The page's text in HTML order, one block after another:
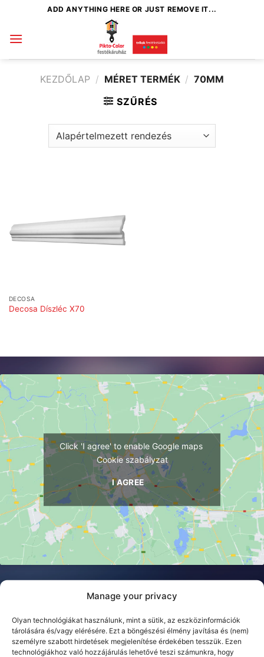
Manage your privacy
Olyan technológiákat használunk, mint a sütik, az eszközinformációk
tárolására és/vagy elérésére. Ezt a böngészési élmény javítása és (nem)
személyre szabott hirdetések megjelenítése érdekében tesszük. Ezen
technológiákhoz való hozzájárulás lehetővé teszi számunkra, hogy
content
ADD ANYTHING HERE OR JUST REMOVE IT...
KEZDŐLAP / MÉRET TERMÉK / 70MM
SZŰRÉS
DECOSA
Decosa Díszléc X70
Click 'I agree' to enable Google maps
Cookie szabályzat
I AGREE
Kérdése van? Írjon nekünk!